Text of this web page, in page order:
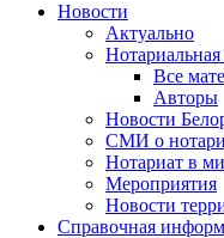
Новости
Актуально
Нотариальная
Все
Авторы
Новости
СМИ о
Нотариат в
Мероприятия
Новости
Справочная